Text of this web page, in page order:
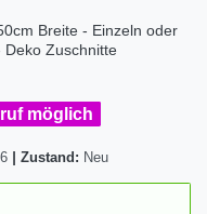
Breite - Einzeln oder
Deko Zuschnitte
möglich
Zustand: Neu